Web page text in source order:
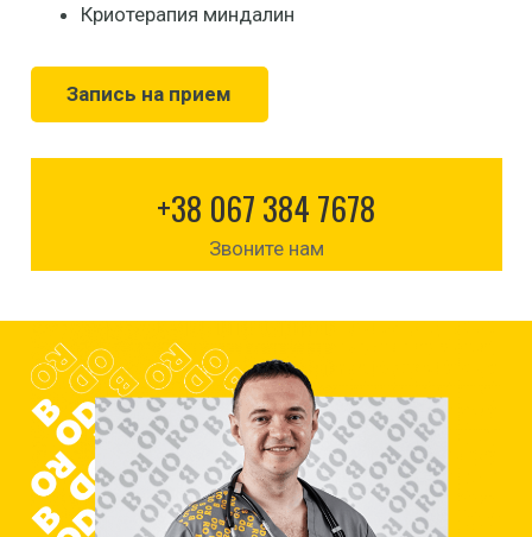
Криотерапия миндалин
Запись на прием
+38 067 384 7678
Звоните нам